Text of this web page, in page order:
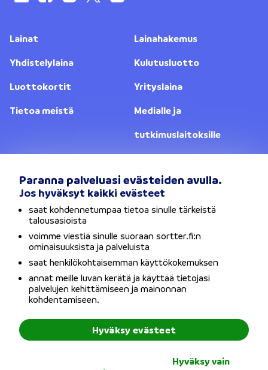
Paranna palveluasi evästeiden avulla.
Jos hyväksyt kaikki evästeet
saat kohdennetumpaa tietoa sinulle tärkeistä
talousasioista
voimme viestiä sinulle suoraan sortter.fi:n
ominaisuuksista ja palveluista
saat henkilökohtaisemman käyttökokemuksen
annat meille luvan kerätä ja käyttää tietojasi
palvelujen kehittämiseen ja mainonnan
kohdentamiseen.
Hyväksy vain
Hyväksy evästeet
Lainat
Lainahakemus
Yhdistelylaina
Kulutusluotto
Luottokortit
Yrityslaina
Tietoa meistä
Medialle ja
tutkimuslaitoksille
Vaihda sijaintia
Käyttöehdot
Evästeet
Copyright © Sortter Oy / Y-tunnus: 2954352-7 / Osoite: